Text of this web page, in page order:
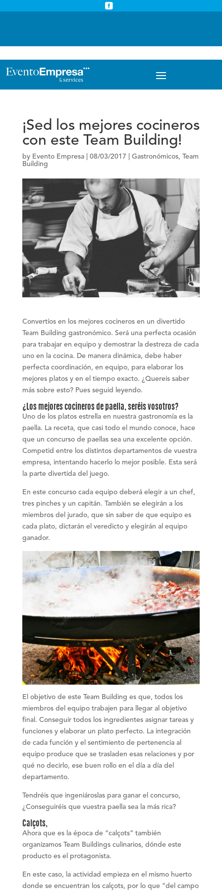

¡Sed los mejores cocineros
con este Team Building!
by Evento Empresa| 08/03/2017 Gastronómicos, Team
Building
Convertíos en los mejores cocineros en un divertido
Team Building gastronómico. Será una perfecta ocasión
para trabajar en equipo y demostrar la destreza de cada
uno en la cocina. De manera dinámica, debe haber
perfecta coordinación, en equipo, para elaborar los
mejores platos y en el tiempo exacto. ¿Quereis saber
más sobre esto? Pues seguid leyendo.
¿Los mejores cocineros de paella, seréis vosotros?
Uno de los platos estrella en nuestra gastronomía es la
paella. La receta, que casi todo el mundo conoce, hace
que un concurso de paellas sea una excelente opción.
Competid entre los distintos departamentos de vuestra
empresa, intentando hacerlo lo mejor posible. Esta será
la parte divertida del juego.
En este concurso cada equipo deberá elegir a un chef,
tres pinches y un capitán. También se elegirán a los
miembros del jurado, que sin saber de que equipo es
cada plato, dictarán el veredicto y elegirán al equipo
ganador.
El objetivo de este Team Building es que, todos los
miembros del equipo trabajen para llegar al objetivo
final. Conseguir todos los ingredientes asignar tareas y
funciones y elaborar un plato perfecto. La integración
de cada función y el sentimiento de pertenencia al
equipo produce que se trasladen esas relaciones y por
qué no decirlo, ese buen rollo en el día a día del
departamento.
Tendréis que ingeniároslas para ganar el concurso,
¿Conseguiréis que vuestra paella sea la más rica?
Calçots,
Ahora que es la época de “calçots” también
organizamos Team Buildings culinarios, dónde este
producto es el protagonista.
En este caso, la actividad empieza en el mismo huerto
donde se encuentran los calçots, por lo que “del campo